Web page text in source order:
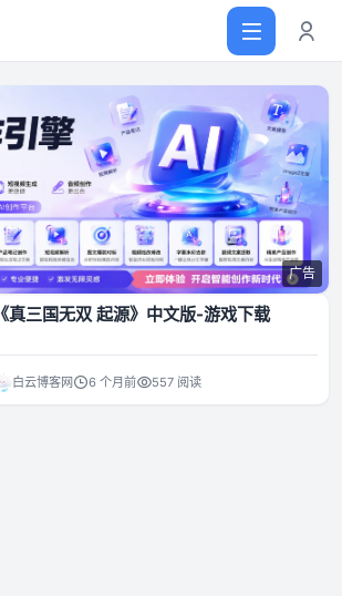
广告
《真三国无双 起源》中文版-游戏下载
白云博客网 6 个月前 557 阅读